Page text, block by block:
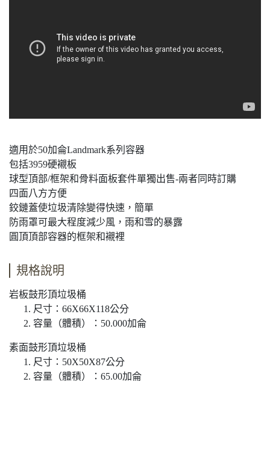
適用於50加侖Landmark系列容器
包括3959硬襯板
球型頂部/框架和骨料面板套件單獨出售-兩者同時訂購
四面八方方便
鉸鏈蓋使垃圾清除變得快速，簡單
防雨罩可最大程度減少風，雨和雪的暴露
圓頂頂部容器的框架和襯裡
規格說明
岩板鼓形頂垃圾桶
尺寸：66X66X118公分
容量（體積）：50.000加侖
素面鼓形頂垃圾桶
尺寸：50X50X87公分
容量（體積）： 65.00加侖